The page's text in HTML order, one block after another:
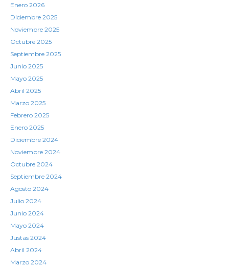
Enero 2026
Diciembre 2025
Noviembre 2025
Octubre 2025
Septiembre 2025
Junio 2025
Mayo 2025
Abril 2025
Marzo 2025
Febrero 2025
Enero 2025
Diciembre 2024
Noviembre 2024
Octubre 2024
Septiembre 2024
Agosto 2024
Julio 2024
Junio 2024
Mayo 2024
Justas 2024
Abril 2024
Marzo 2024